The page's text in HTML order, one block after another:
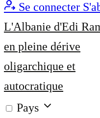
Se connecter
L'Albanie d'Edi
en pleine dérive
oligarchique et
autocratique
Pays